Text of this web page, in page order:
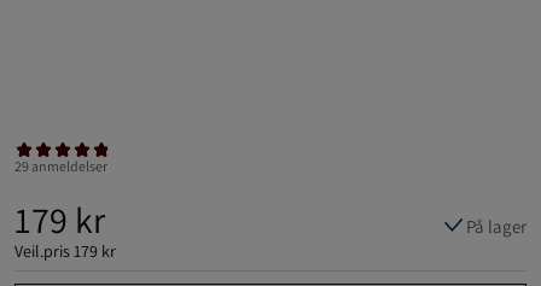
29 anmeldelser
179 kr
Veil.pris 179 kr
På lager